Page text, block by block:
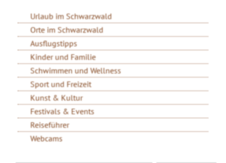
Urlaub im Schwarzwald
Orte im Schwarzwald
Ausflugstipps
Kinder und Familie
Schwimmen und Wellness
Sport und Freizeit
Kunst & Kultur
Festivals & Events
Reiseführer
Webcams